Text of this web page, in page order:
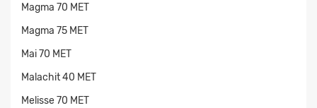
Magma 70 MET
Magma 75 MET
Mai 70 MET
Malachit 40 MET
Melisse 70 MET